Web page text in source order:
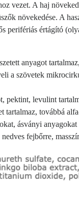
vezet. A haj
növekedése. A
értágító
anyagot
a szövetek
pektint, levulint
tartalmaz, továbbá
ásványi
fejbőrre,